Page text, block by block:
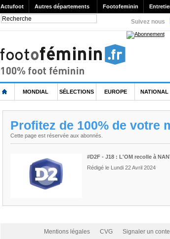
Actufoot Autres départements Footofeminin
Suivez nous
MONDIAL SÉLECTIONS EUROPE NATIONAL
Profitez de 100% de votre
Cette page est réservée aux abonnés.
#D2F - J18 : L'OM recolle à
Rédigé le Lundi 22 Avril 2024
Mentions légales CVG Signaler un